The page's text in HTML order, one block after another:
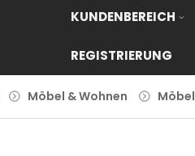
KUNDENBEREICH
REGISTRIERUNG
Möbel & Wohnen Möbel